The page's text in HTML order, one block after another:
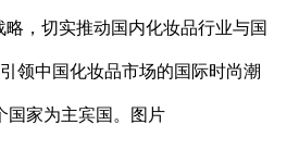
略，切实推动国内化妆品行业与国
领中国化妆品市场的国际时尚潮
国家为主宾国。图片